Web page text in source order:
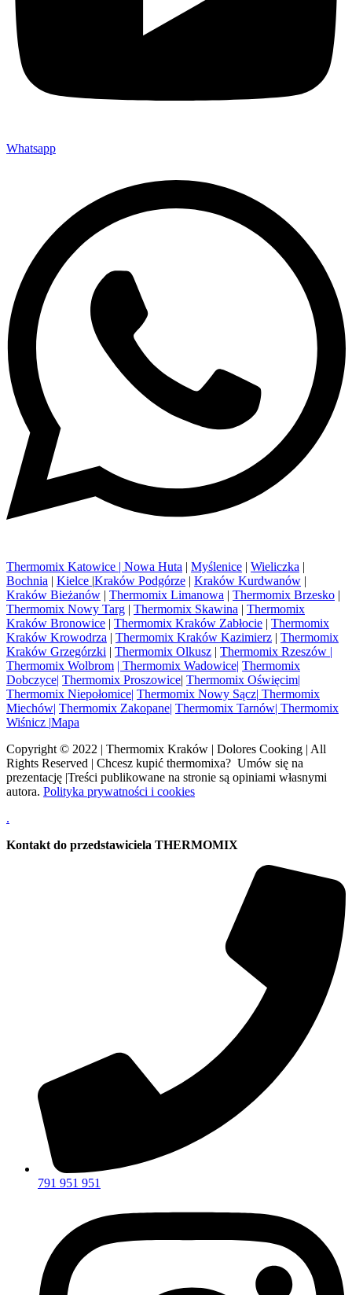
Whatsapp
Thermomix Katowice | Nowa Huta | Myślenice | Wieliczka |
Bochnia | Kielce |Kraków Podgórze | Kraków Kurdwanów |
Kraków Bieżanów | Thermomix Limanowa | Thermomix Brzesko |
Thermomix Nowy Targ | Thermomix Skawina | Thermomix
Kraków Bronowice | Thermomix Kraków Zabłocie | Thermomix
Kraków Krowodrza | Thermomix Kraków Kazimierz | Thermomix
Kraków Grzegórzki | Thermomix Olkusz | Thermomix Rzeszów |
Thermomix Wolbrom | Thermomix Wadowice| Thermomix
Dobczyce| Thermomix Proszowice| Thermomix Oświęcim|
Thermomix Niepołomice| Thermomix Nowy Sącz| Thermomix
Miechów| Thermomix Zakopane| Thermomix Tarnów| Thermomix
Wiśnicz |Mapa
Copyright © 2022 | Thermomix Kraków | Dolores Cooking | All
Rights Reserved | Chcesz kupić thermomixa? Umów się na
prezentację |Treści publikowane na stronie są opiniami własnymi
autora. Polityka prywatności i cookies
.
Kontakt do przedstawiciela THERMOMIX
791 951 951